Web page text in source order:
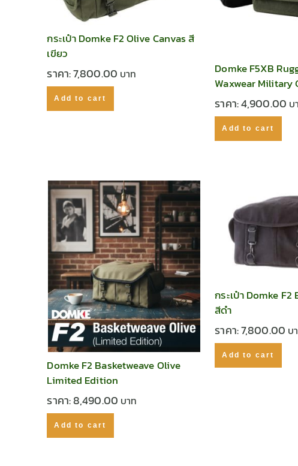
กระเป๋า Domke F2 Olive Canvas สี
เขียว
ราคา:7,800.00
Add to cart
Domke F5XB
Waxwear Military
ราคา:4,900.00
Add to cart
Domke F2 Basketweave Olive
Limited Edition
ราคา:8,490.00
Add to cart
กระเป๋า Domke F2
สีดำ
ราคา:7,800.00
Add to cart